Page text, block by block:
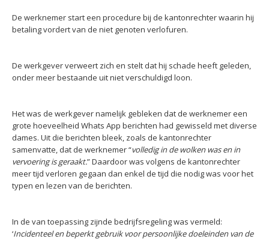
De werknemer start een procedure bij de kantonrechter waarin hij
betaling vordert van de niet genoten verlofuren.
De werkgever verweert zich en stelt dat hij schade heeft geleden,
onder meer bestaande uit niet verschuldigd loon.
Het was de werkgever namelijk gebleken dat de werknemer een
grote hoeveelheid Whats App berichten had gewisseld met diverse
dames. Uit die berichten bleek, zoals de kantonrechter
samenvatte, dat de werknemer “volledig in de wolken was en in
vervoering is geraakt.” Daardoor was volgens de kantonrechter
meer tijd verloren gegaan dan enkel de tijd die nodig was voor het
typen en lezen van de berichten.
In de van toepassing zijnde bedrijfsregeling was vermeld:
‘Incidenteel en beperkt gebruik voor persoonlijke doeleinden van de